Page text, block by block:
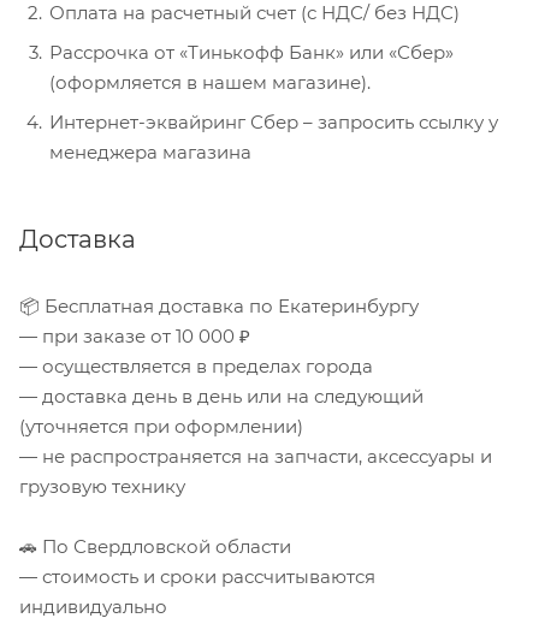
Оплата на расчетный счет (с НДС/ без НДС)
Рассрочка от «Тинькофф Банк» или «Сбер»
(оформляется в нашем магазине).
Интернет-эквайринг Сбер – запросить ссылку у
менеджера магазина
Доставка
📦 Бесплатная доставка по Екатеринбургу
— при заказе от 10 000 ₽
— осуществляется в пределах города
— доставка день в день или на следующий
(уточняется при оформлении)
— не распространяется на запчасти, аксессуары и
грузовую технику
🚗 По Свердловской области
— стоимость и сроки рассчитываются
индивидуально